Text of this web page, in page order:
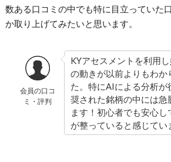
数ある口コミの中でも特に目立っていた
か取り上げてみたいと思います。
会員の口コ
ミ・評判
KYアセスメントを利用
の動きが以前よりもわか
た。特にAIによる分析が
奨された銘柄の中には急
ます！初心者でも安心
が整っていると感じてい